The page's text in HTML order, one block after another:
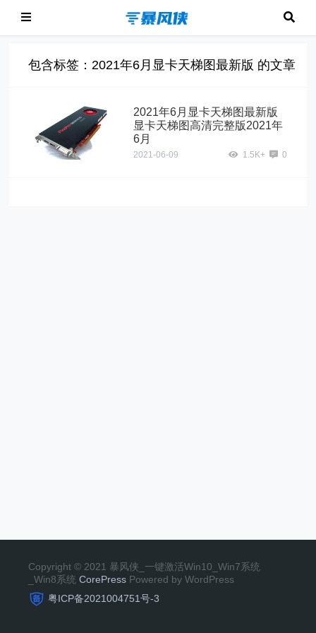
包含标签：2021年6月显卡天梯图最新版 的文章
2021年6月显卡天梯图最新版
显卡天梯图高清完整版2021年
6月
2021-06-09 1.5K+ 0
Copyright © 2021 暴风侠_一键激活Win10_Win7系统
_Win8系统 CorePress Powered by WordPress
粤ICP备2021004751号-3